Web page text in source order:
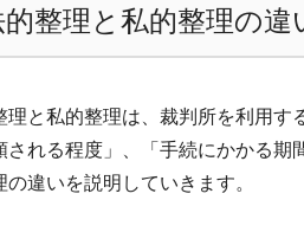
的整理と私的整理の違
理と私的整理は、裁判所を利用す
される程度」、「手続にかかる
の違いを説明していきます。